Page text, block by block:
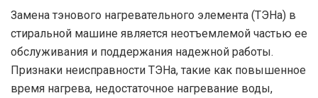
Замена тэнового нагревательного элемента (ТЭНа) в
стиральной машине является неотъемлемой частью ее
обслуживания и поддержания надежной работы.
Признаки неисправности ТЭНа, такие как повышенное
время нагрева, недостаточное нагревание воды,